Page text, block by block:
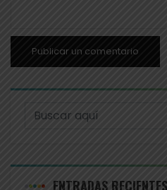
ENTRADAS RECIENTES